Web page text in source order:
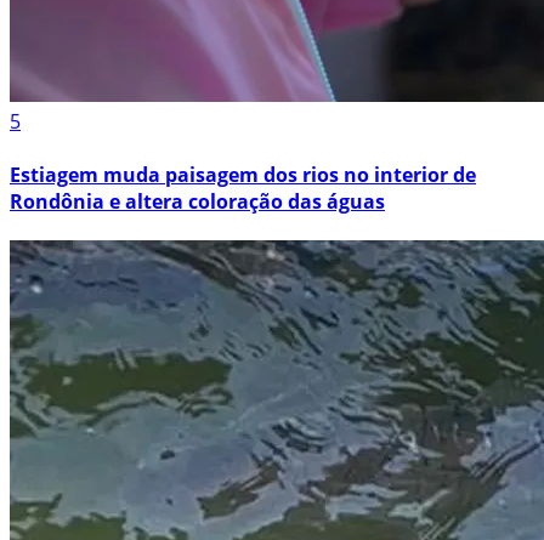
5
Estiagem muda paisagem dos rios no interior de
Rondônia e altera coloração das águas